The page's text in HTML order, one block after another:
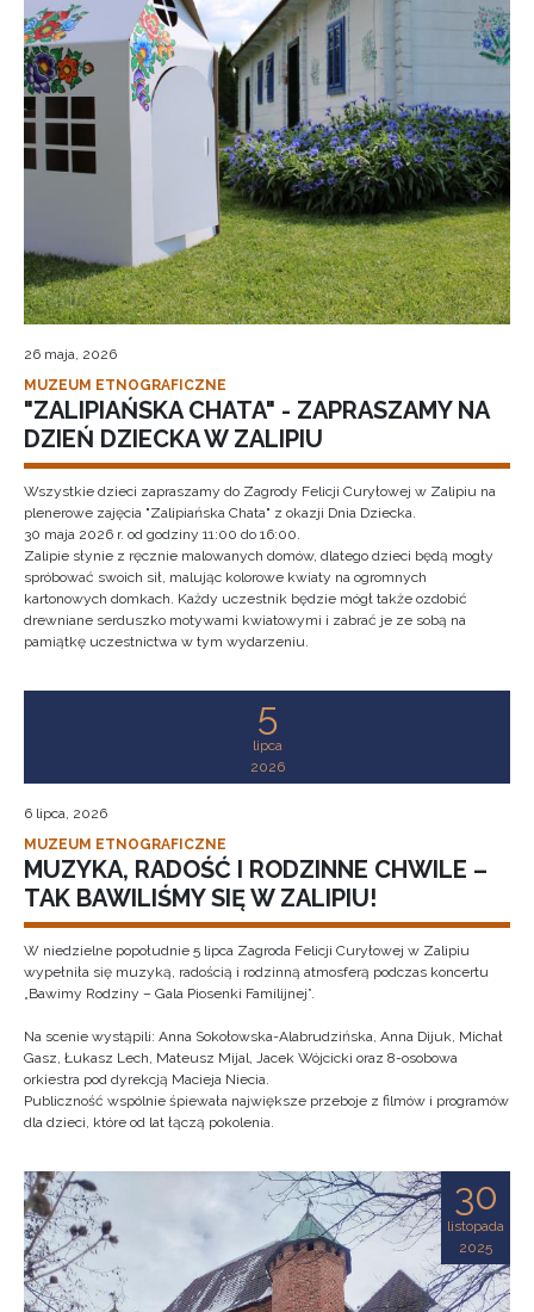
26 maja, 2026
MUZEUM ETNOGRAFICZNE
"ZALIPIAŃSKA CHATA" - ZAPRASZAMY NA
DZIEŃ DZIECKA W ZALIPIU
Wszystkie dzieci zapraszamy do Zagrody Felicji Curyłowej w Zalipiu na
plenerowe zajęcia "Zalipiańska Chata" z okazji Dnia Dziecka.
30 maja 2026 r. od godziny 11:00 do 16:00.
Zalipie słynie z ręcznie malowanych domów, dlatego dzieci będą mogły
spróbować swoich sił, malując kolorowe kwiaty na ogromnych
kartonowych domkach. Każdy uczestnik będzie mógł także ozdobić
drewniane serduszko motywami kwiatowymi i zabrać je ze sobą na
pamiątkę uczestnictwa w tym wydarzeniu.
5
lipca
2026
6 lipca, 2026
MUZEUM ETNOGRAFICZNE
MUZYKA, RADOŚĆ I RODZINNE CHWILE –
TAK BAWILIŚMY SIĘ W ZALIPIU!
W niedzielne popołudnie 5 lipca Zagroda Felicji Curyłowej w Zalipiu
wypełniła się muzyką, radością i rodzinną atmosferą podczas koncertu
„Bawimy Rodziny – Gala Piosenki Familijnej”.
Na scenie wystąpili: Anna Sokołowska-Alabrudzińska, Anna Dijuk, Michał
Gasz, Łukasz Lech, Mateusz Mijal, Jacek Wójcicki oraz 8-osobowa
orkiestra pod dyrekcją Macieja Niecia.
Publiczność wspólnie śpiewała największe przeboje z filmów i programów
dla dzieci, które od lat łączą pokolenia.
30
listopada
2025